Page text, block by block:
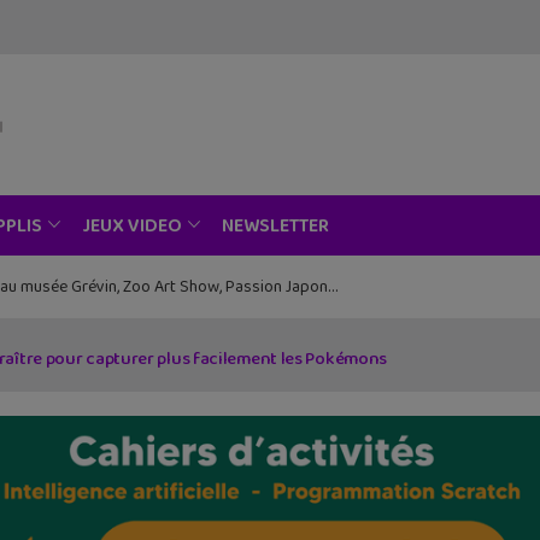
JEUX VIDEO NEWSLETTER
musée Grévin, Zoo Art Show, Passion Japon…
pour capturer plus facilement les Pokémons